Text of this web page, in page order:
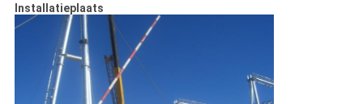
Installatieplaats